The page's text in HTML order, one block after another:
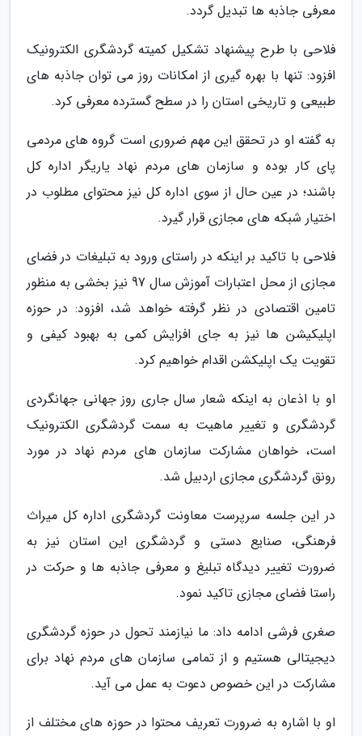
معرفی جاذبه ها تبدیل گردد.
فلاحی با طرح پیشنهاد تشکیل کمیته گردشگری الکترونیک
افزود: تنها با بهره گیری از امکانات روز می توان جاذبه های
طبیعی و تاریخی استان را در سطح گسترده معرفی کرد.
به گفته او در تحقق این مهم ضروری است گروه های مردمی
پای کار بوده و سازمان های مردم نهاد یاریگر اداره کل
باشند؛ در عین حال از سوی اداره کل نیز محتوای مطلوب در
اختیار شبکه های مجازی قرار گیرد.
فلاحی با تاکید بر اینکه در راستای ورود به تبلیغات در فضای
مجازی از محل اعتبارات آموزش سال 97 نیز بخشی به منظور
تامین اقتصادی در نظر گرفته خواهد شد، افزود: در حوزه
اپلیکیشن ها نیز به جای افزایش کمی به بهبود کیفی و
تقویت یک اپلیکشن اقدام خواهیم کرد.
او با اذعان به اینکه شعار سال جاری روز جهانی جهانگردی
گردشگری و تغییر ماهیت به سمت گردشگری الکترونیک
است، خواهان مشارکت سازمان های مردم نهاد در مورد
رونق گردشگری مجازی اردبیل شد.
در این جلسه سرپرست معاونت گردشگری اداره کل میراث
فرهنگی، صنایع دستی و گردشگری این استان نیز به
ضرورت تغییر دیدگاه تبلیغ و معرفی جاذبه ها و حرکت در
راستا فضای مجازی تاکید نمود.
صغری فرشی ادامه داد: ما نیازمند تحول در حوزه گردشگری
دیجیتالی هستیم و از تمامی سازمان های مردم نهاد برای
مشارکت در این خصوص دعوت به عمل می آید.
او با اشاره به ضرورت تعریف محتوا در حوزه های مختلف از